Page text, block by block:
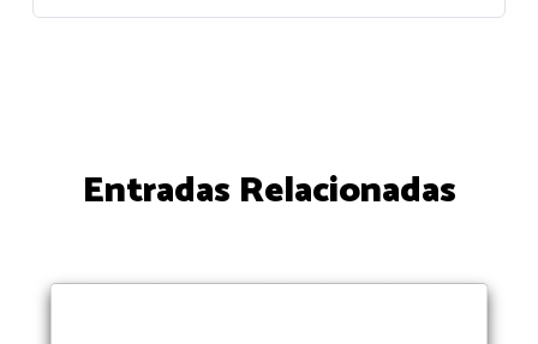
Entradas Relacionadas